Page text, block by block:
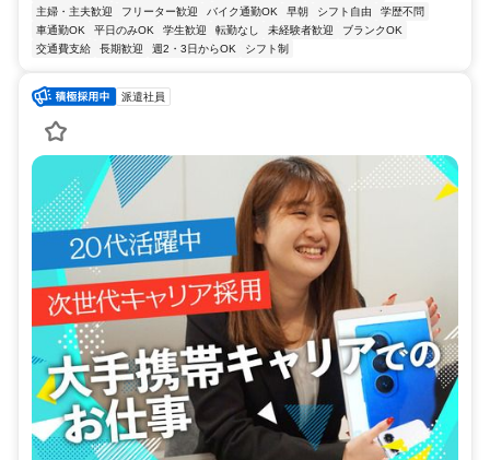
主婦・主夫歓迎
フリーター歓迎 バイク通勤OK 早朝 シフト自由
学歴不問
車通勤OK
平日のみOK 学生歓迎 転勤なし 未経験者歓迎
ブランクOK
交通費支給
長期歓迎 週2・3日からOK シフト制
派遣社員